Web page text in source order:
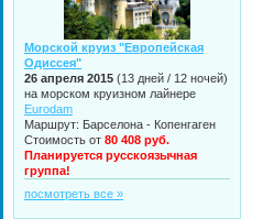
Морской круиз "Европейская
Одиссея"
26 апреля 2015 (13 дней / 12 ночей)
на морском круизном лайнере
Eurodam
Маршрут: Барселона - Копенгаген
Стоимость от 80 408 руб.
Планируется русскоязычная
группа!
посмотреть все »